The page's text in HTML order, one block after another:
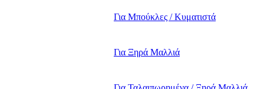
Για Μπούκλες / Κυματιστά
Για Ξηρά Μαλλιά